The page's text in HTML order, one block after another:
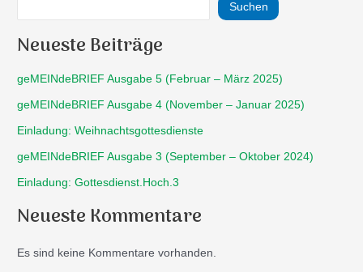
Suchen
Neueste Beiträge
geMEINdeBRIEF Ausgabe 5 (Februar – März 2025)
geMEINdeBRIEF Ausgabe 4 (November – Januar 2025)
Einladung: Weihnachtsgottesdienste
geMEINdeBRIEF Ausgabe 3 (September – Oktober 2024)
Einladung: Gottesdienst.Hoch.3
Neueste Kommentare
Es sind keine Kommentare vorhanden.